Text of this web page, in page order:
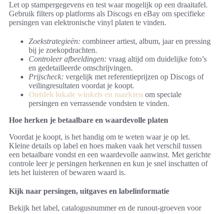
Let op stampergegevens en test waar mogelijk op een draaitafel.
Gebruik filters op platforms als Discogs en eBay om specifieke
persingen van elektronische vinyl platen te vinden.
Zoekstrategieën: combineer artiest, album, jaar en pressing
bij je zoekopdrachten.
Controleer afbeeldingen: vraag altijd om duidelijke foto’s
en gedetailleerde omschrijvingen.
Prijscheck: vergelijk met referentieprijzen op Discogs of
veilingresultaten voordat je koopt.
Ontdek lokale winkels en markten om speciale
persingen en verrassende vondsten te vinden.
Hoe herken je betaalbare en waardevolle platen
Voordat je koopt, is het handig om te weten waar je op let.
Kleine details op label en hoes maken vaak het verschil tussen
een betaalbare vondst en een waardevolle aanwinst. Met gerichte
controle leer je persingen herkennen en kun je snel inschatten of
iets het luisteren of bewaren waard is.
Kijk naar persingen, uitgaves en labelinformatie
Bekijk het label, catalogusnummer en de runout-groeven voor